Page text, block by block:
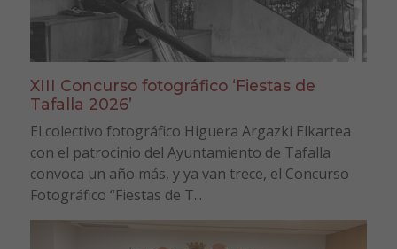
XIII Concurso fotográfico ‘Fiestas de
Tafalla 2026’
El colectivo fotográfico Higuera Argazki Elkartea
con el patrocinio del Ayuntamiento de Tafalla
convoca un año más, y ya van trece, el Concurso
Fotográfico “Fiestas de T...